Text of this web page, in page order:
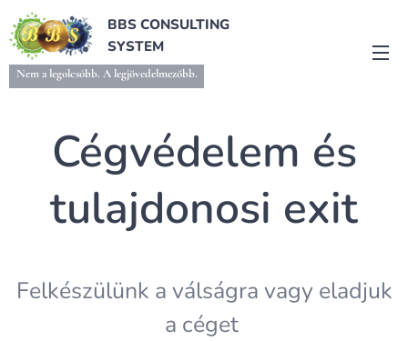
BBS CONSULTING
SYSTEM
Nem a legolcsóbb. A legjövedelmezőbb.
Cégvédelem és
tulajdonosi exit
Felkészülünk a válságra vagy eladjuk
a céget